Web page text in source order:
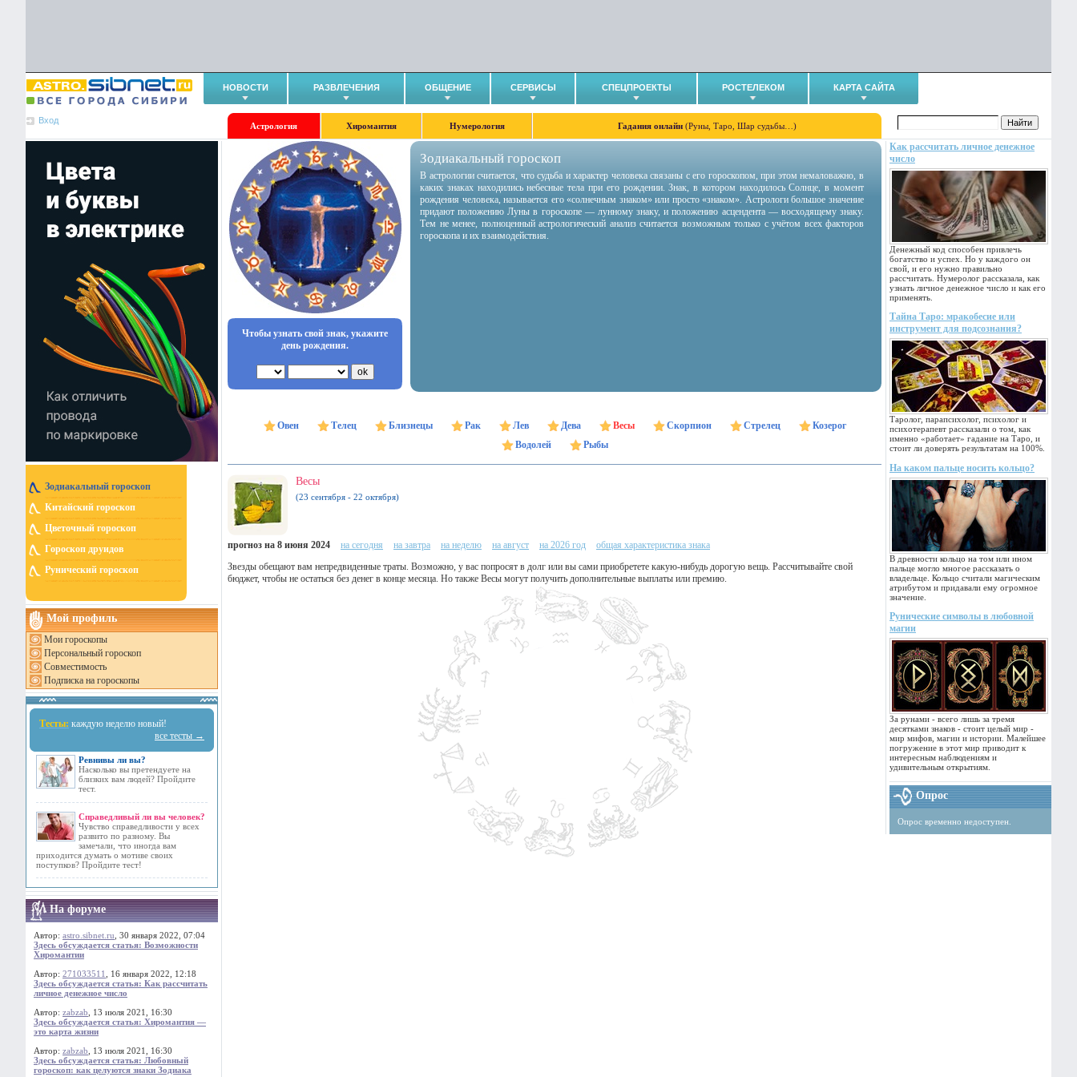
НОВОСТИ РАЗВЛЕЧЕНИЯ ОБЩЕНИЕ СЕРВИСЫ СПЕЦПРОЕКТЫ РОСТЕЛЕКОМ КАРТА САЙТА
Вход
Астрология Хиромантия Нумерология Гадания онлайн (Руны, Таро, Шар судьбы…)
Зодиакальный гороскоп
Китайский гороскоп
Цветочный гороскоп
Гороскоп друидов
Рунический гороскоп
Мой профиль
Мои гороскопы
Персональный гороскоп
Совместимость
Подписка на гороскопы
Тесты: каждую неделю новый!
все тесты →
Ревнивы ли вы?
Насколько вы претендуете на
близких вам людей? Пройдите
тест.
Справедливый ли вы человек?
Чувство справедливости у всех
развито по разному. Вы
замечали, что иногда вам
приходится думать о мотиве своих
поступков? Пройдите тест!
На форуме
Автор: astro.sibnet.ru , 30 января 2022, 07:04
Здесь обсуждается статья: Возможности
Хиромантии
Автор: 271033511
, 16 января 2022, 12:18
Здесь обсуждается статья: Как рассчитать
личное денежное число
Автор: zabzab , 13 июля 2021, 16:30
Здесь обсуждается статья: Хиромантия —
это карта жизни
Автор: zabzab , 13 июля 2021, 16:30
Здесь обсуждается статья: Любовный
гороскоп: как целуются знаки Зодиака
Как рассчитать личное денежное
число
Денежный код способен привлечь
богатство и успех. Но у каждого он
свой, и его нужно правильно
рассчитать. Нумеролог рассказала, как
узнать личное денежное число и как его
применять.
Тайна Таро: мракобесие или
инструмент для подсознания?
Таролог, парапсихолог, психолог и
психотерапевт рассказали о том, как
именно «работает» гадание на Таро, и
стоит ли доверять результатам на 100%.
На каком пальце носить кольцо?
В древности кольцо на том или ином
пальце могло многое рассказать о
владельце. Кольцо считали магическим
атрибутом и придавали ему огромное
значение.
Рунические символы в любовной
магии
За рунами - всего лишь за тремя
десятками знаков - стоит целый мир -
мир мифов, магии и истории. Малейшее
погружение в этот мир приводит к
интересным наблюдениям и
удивительным открытиям.
Опрос
Опрос временно недоступен.
Чтобы узнать свой знак, укажите
день рождения.
Зодиакальный гороскоп
В астрологии считается, что судьба и характер человека связаны с его гороскопом, при этом немаловажно, в
каких знаках находились небесные тела при его рождении. Знак, в котором находилось Солнце, в момент
рождения человека, называется его «солнечным знаком» или просто «знаком». Астрологи большое значение
придают положению Луны в гороскопе — лунному знаку, и положению асцендента — восходящему знаку.
Тем не менее, полноценный астрологический анализ считается возможным только с учётом всех факторов
гороскопа и их взаимодействия.
Овен Телец Близнецы Рак Лев Дева Весы Скорпион Стрелец
Козерог
Водолей
Рыбы
Весы
(23 сентября - 22 октября)
прогноз на 8 июня 2024 на сегодня на завтра на неделю на август на 2026 год
общая характеристика знака
Звезды обещают вам непредвиденные траты. Возможно, у вас попросят в долг или вы сами приобретете какую-нибудь дорогую вещь. Рассчитывайте свой
бюджет, чтобы не остаться без денег в конце месяца. Но также Весы могут получить дополнительные выплаты или премию.